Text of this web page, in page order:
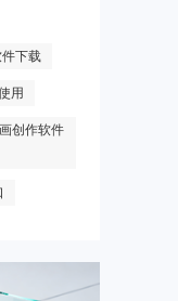
下载
用
创作软件